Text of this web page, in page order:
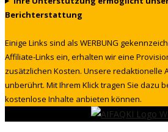
Berichterstattung
Einige Links sind als WERBUNG
Affiliate-Links ein, erhalten wir eine
zusätzlichen Kosten. Unsere redaktionelle
unberührt. Mit Ihrem Klick tragen Sie dazu
kostenlose Inhalte anbieten können.